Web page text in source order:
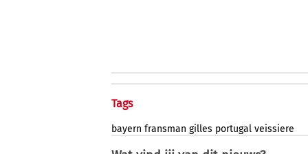
Tags
bayern fransman gilles portugal veissiere